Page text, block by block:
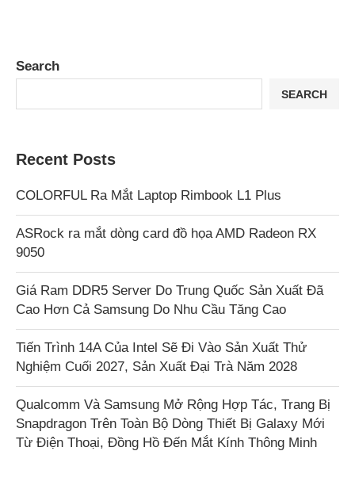
Search
SEARCH
Recent Posts
COLORFUL Ra Mắt Laptop Rimbook L1 Plus
ASRock ra mắt dòng card đồ họa AMD Radeon RX
9050
Giá Ram DDR5 Server Do Trung Quốc Sản Xuất Đã
Cao Hơn Cả Samsung Do Nhu Cầu Tăng Cao
Tiến Trình 14A Của Intel Sẽ Đi Vào Sản Xuất Thử
Nghiệm Cuối 2027, Sản Xuất Đại Trà Năm 2028
Qualcomm Và Samsung Mở Rộng Hợp Tác, Trang Bị
Snapdragon Trên Toàn Bộ Dòng Thiết Bị Galaxy Mới
Từ Điện Thoại, Đồng Hồ Đến Mắt Kính Thông Minh